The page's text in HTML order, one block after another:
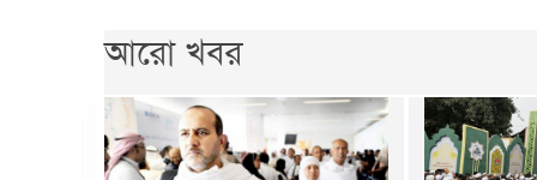
আরো খবর